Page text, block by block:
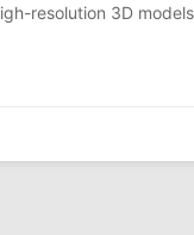
resolution 3D